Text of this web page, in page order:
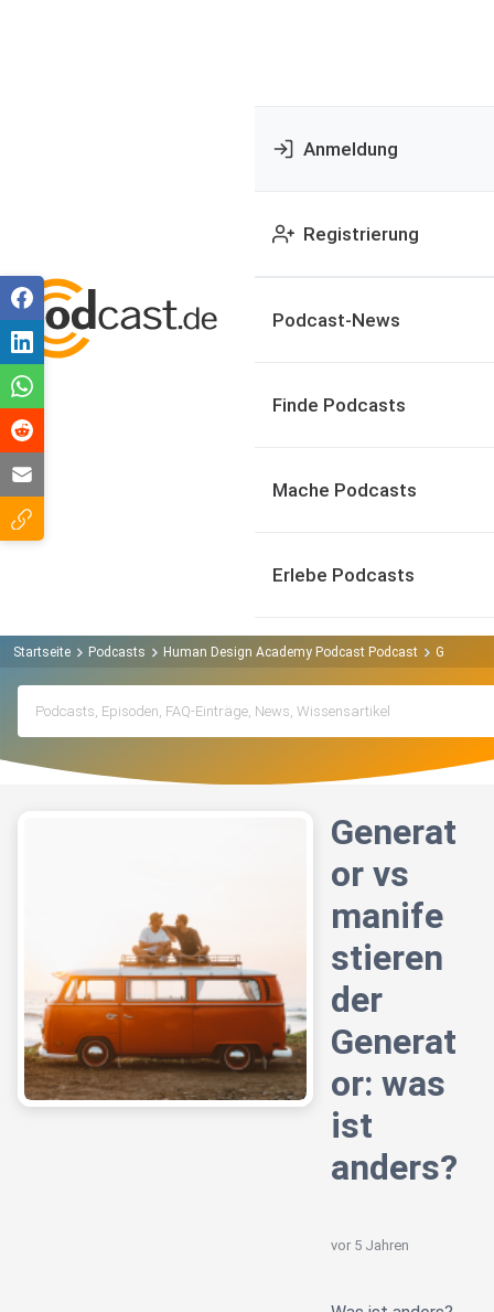
Anmeldung
Registrierung
Podcast-News
Finde Podcasts
Mache Podcasts
Erlebe Podcasts
Startseite Podcasts Human Design Academy Podcast Podcast
Generat
or vs
manife
stieren
der
Generat
or: was
ist
anders?
vor 5 Jahren